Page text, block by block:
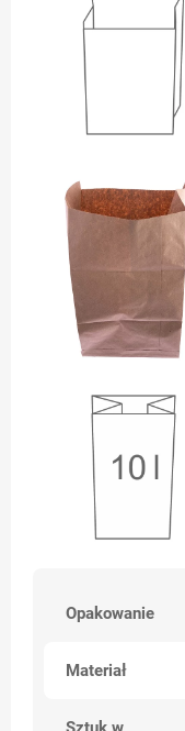
Opakowanie
Materiał